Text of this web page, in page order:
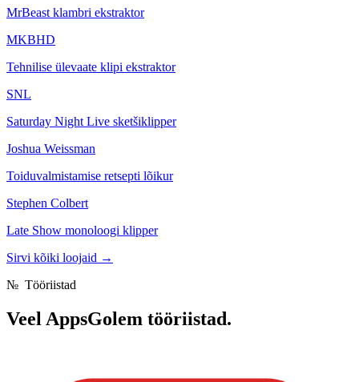
MrBeast klambri ekstraktor
MKBHD
Tehnilise ülevaate klipi ekstraktor
SNL
Saturday Night Live sketšiklipper
Joshua Weissman
Toiduvalmistamise retsepti lõikur
Stephen Colbert
Late Show monoloogi klipper
Sirvi kõiki loojaid →
№ Tööriistad
Veel AppsGolem tööriistad.